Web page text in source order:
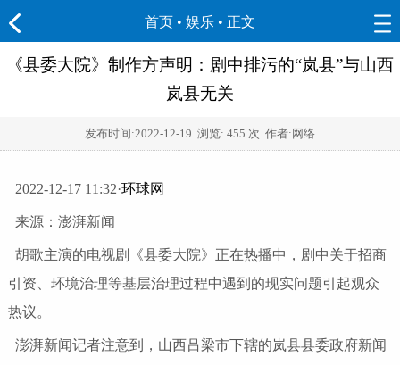
首页 • 娱乐 • 正文
《县委大院》制作方声明：剧中排污的“岚县”与山西
岚县无关
发布时间:2022-12-19 浏览: 455 次 作者:网络
2022-12-17 11:32·环球网
来源：澎湃新闻
胡歌主演的电视剧《县委大院》正在热播中，剧中关于招商
引资、环境治理等基层治理过程中遇到的现实问题引起观众
热议。
澎湃新闻记者注意到，山西吕梁市下辖的岚县县委政府新闻